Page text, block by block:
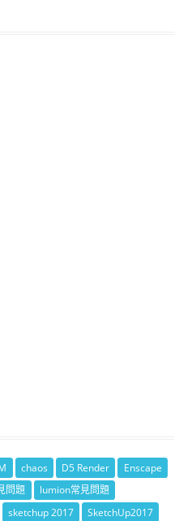
chaos D5 Render
Enscape
問題
lumion常見問題
sketchup 2017
SketchUp2017